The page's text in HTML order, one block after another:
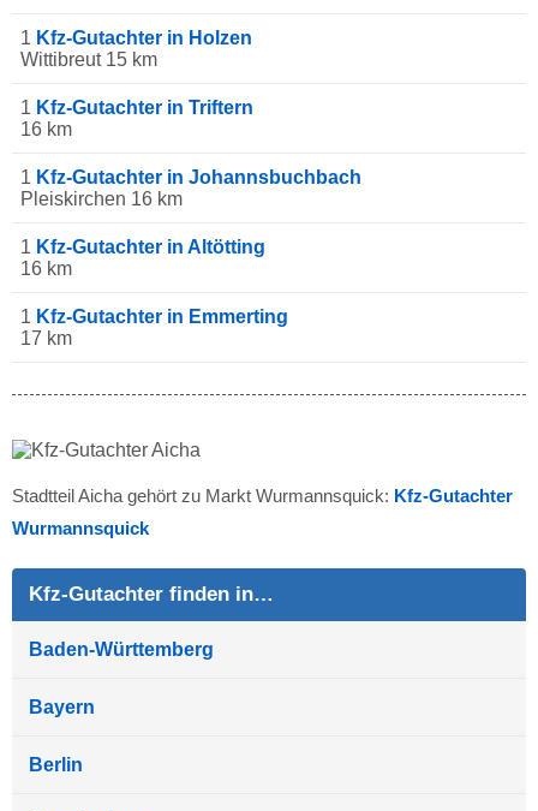
1 Kfz-Gutachter in Holzen
Wittibreut 15 km
1 Kfz-Gutachter in Triftern
16 km
1 Kfz-Gutachter in Johannsbuchbach
Pleiskirchen 16 km
1 Kfz-Gutachter in Altötting
16 km
1 Kfz-Gutachter in Emmerting
17 km
Stadtteil Aicha gehört zu Markt Wurmannsquick: Kfz-Gutachter
Wurmannsquick
Kfz-Gutachter finden in…
Baden-Württemberg
Bayern
Berlin